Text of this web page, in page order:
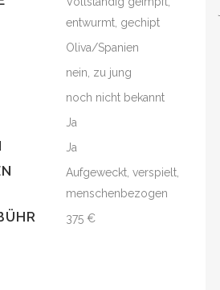
entwurmt, gechipt
Oliva/Spanien
nein, zu jung
noch nicht bekannt
Ja
Ja
Aufgeweckt, verspielt,
menschenbezogen
375 €